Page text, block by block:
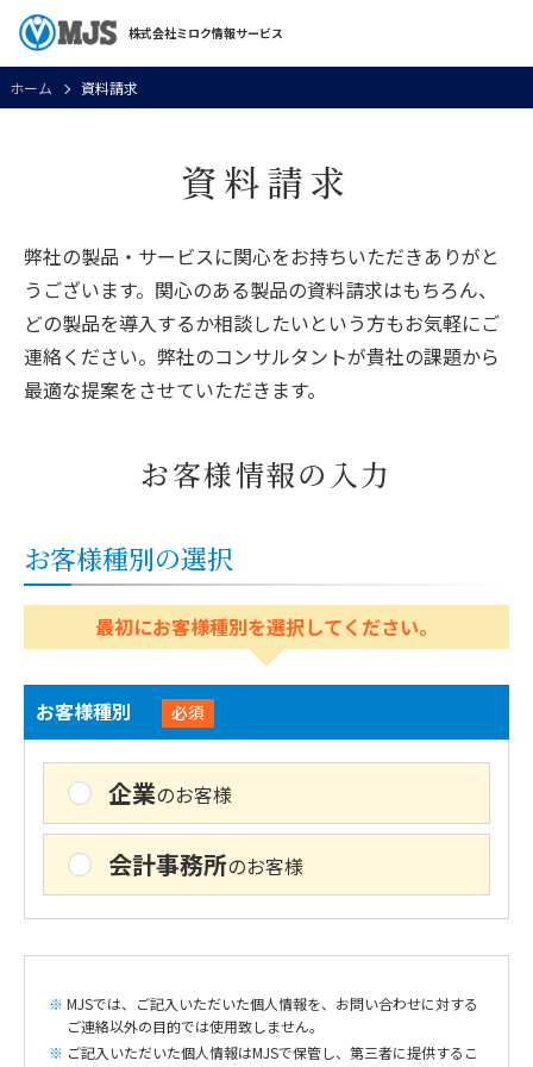
株式会社ミロク情報サービス
ホーム 資料請求
資料請求
弊社の製品・サービスに関心をお持ちいただきありがと
うございます。関心のある製品の資料請求はもちろん、
どの製品を導入するか相談したいという方もお気軽にご
連絡ください。弊社のコンサルタントが貴社の課題から
最適な提案をさせていただきます。
お客様情報の入力
お客様種別の選択
最初にお客様種別を選択してください。
お客様種別 必須
企業のお客様
会計事務所のお客様
MJSでは、ご記入いただいた個人情報を、お問い合わせに対する
ご連絡以外の目的では使用致しません。
ご記入いただいた個人情報はMJSで保管し、第三者に提供するこ